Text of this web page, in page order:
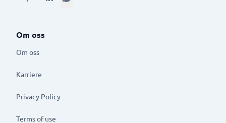
Om oss
Om oss
Karriere
Privacy Policy
Terms of use